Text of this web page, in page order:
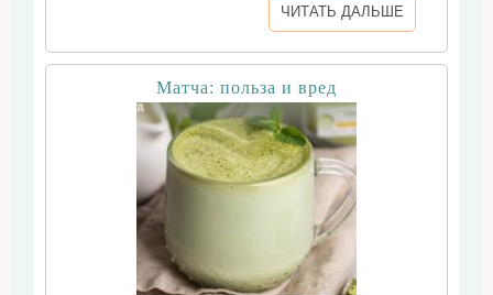
ЧИТАТЬ ДАЛЬШЕ
Матча: польза и вред